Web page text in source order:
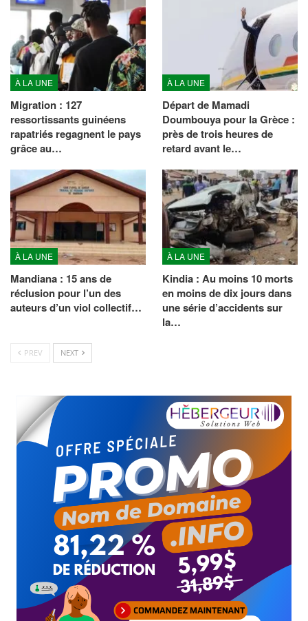
À LA UNE
Migration : 127
ressortissants guinéens
rapatriés regagnent le pays
grâce au…
À LA UNE
Départ de Mamadi
Doumbouya pour la Grèce :
près de trois heures de
retard avant le…
À LA UNE
Mandiana : 15 ans de
réclusion pour l’un des
auteurs d’un viol collectif…
À LA UNE
Kindia : Au moins 10 morts
en moins de dix jours dans
une série d’accidents sur
la…
PREV NEXT